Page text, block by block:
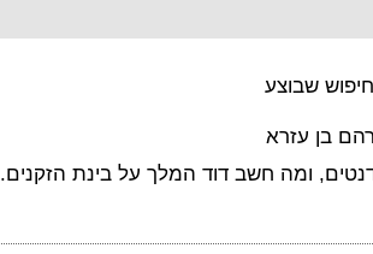
בן עזרא
ומה חשב דוד המלך על בינת הזקנים.